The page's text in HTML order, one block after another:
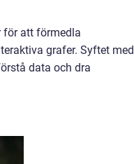
för att förmedla
grafer. Syftet med
data och dra